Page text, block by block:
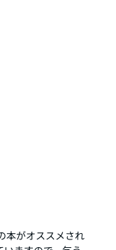
本がオススメされ